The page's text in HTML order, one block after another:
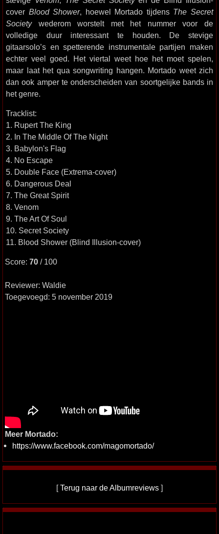
cover Blood Shower, hoewel Mortado tijdens The Secret
Societywederom worstelt met het nummer voor de
volledige duur interessant te houden. De stevige
gitaarsolo’s en spetterende instrumentale partijen maken
echter veel goed. Het viertal weet hoe het moet spelen,
maar laat het qua songwriting hangen. Mortado weet zich
dan ook amper te onderscheiden van soortgelijke bands in
het genre.
Tracklist:
1. Rupert The King
2. In The Middle Of The Night
3. Babylon's Flag
4. No Escape
5. Double Face (Extrema-cover)
6. Dangerous Deal
7. The Great Spirit
8. Venom
9. The Art Of Soul
10. Secret Society
11. Blood Shower (Blind Illusion-cover)
Score: 70 / 100
Reviewer: Waldie
Toegevoegd: 5 november 2019
Meer Mortado:
https://www.facebook.com/magomortado/
[Terug naar de Albumreviews ]